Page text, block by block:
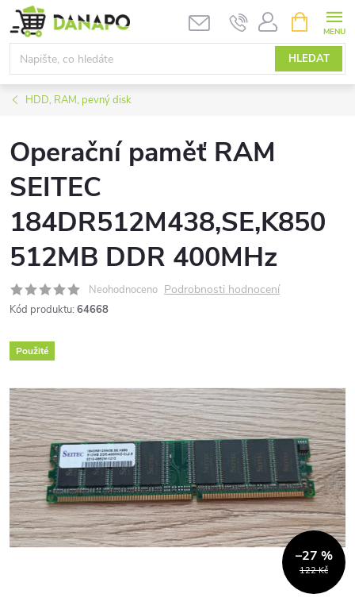
Přejít
na
obsah
HLEDAT
NÁKUPNÍ
KOŠÍK
HDD, RAM, pevný disk
Operační paměť RAM
SEITEC
184DR512M438,SE,K850
512MB DDR 400MHz
Neohodnoceno Podrobnosti hodnocení
Kód produktu: 64668
Použité
122 Kč
–27 %